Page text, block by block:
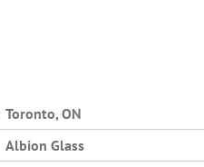
Toronto, ON
Albion Glass